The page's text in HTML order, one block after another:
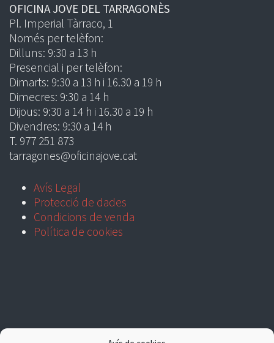
OFICINA JOVE DEL TARRAGONÈS
Pl. Imperial Tàrraco, 1
Només per telèfon:
Dilluns: 9:30 a 13 h
Presencial i per telèfon:
Dimarts: 9:30 a 13 h i 16.30 a 19 h
Dimecres: 9:30 a 14 h
Dijous: 9:30 a 14 h i 16.30 a 19 h
Divendres: 9:30 a 14 h
T. 977 251 873
tarragones@oficinajove.cat
Avís Legal
Protecció de dades
Condicions de venda
Política de cookies